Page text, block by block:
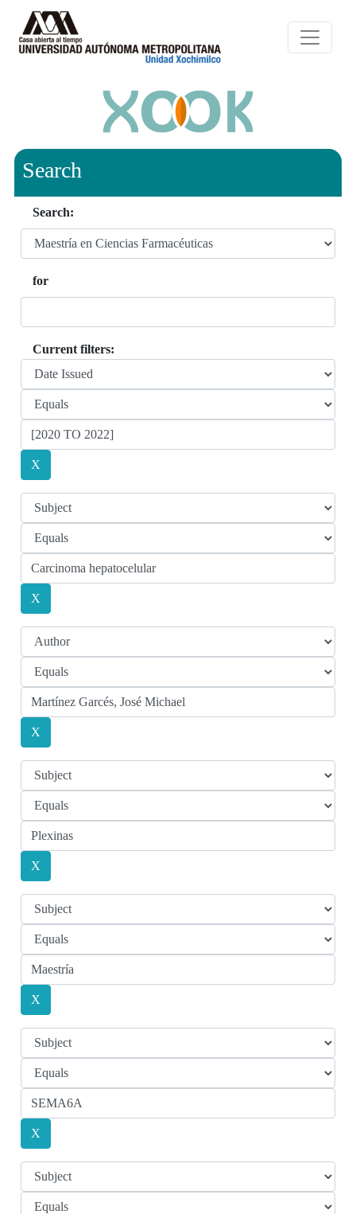
Search
Search:
for
Current filters: